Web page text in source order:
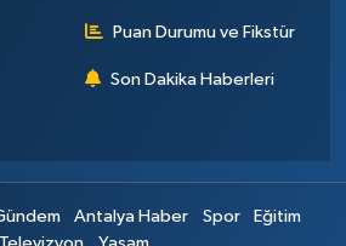
Puan Durumu ve Fikstür
Son Dakika Haberleri
Antalya Haber Spor
Eğitim